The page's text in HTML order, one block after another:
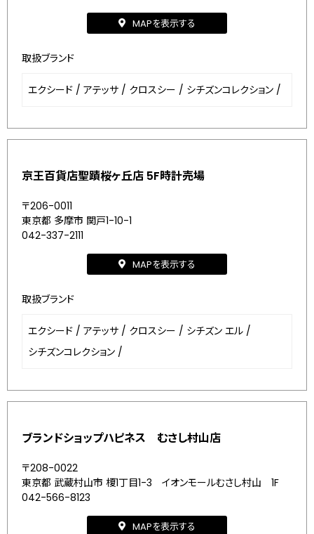
MAPを表示する
取扱ブランド
エクシード / アテッサ / クロスシー / シチズンコレクション /
京王百貨店聖蹟桜ヶ丘店 5F時計売場
〒206-0011
東京都 多摩市 関戸1-10-1
042-337-2111
MAPを表示する
取扱ブランド
エクシード / アテッサ / クロスシー / シチズン エル /
シチズンコレクション /
ブランドショップハピネス むさし村山店
〒208-0022
東京都 武蔵村山市 榎1丁目1-3 イオンモールむさし村山 1F
042-566-8123
MAPを表示する